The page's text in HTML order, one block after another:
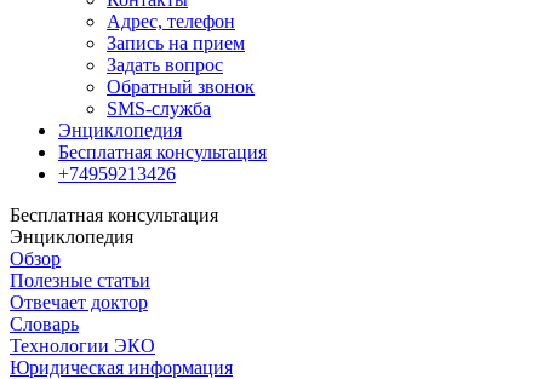
Адрес, телефон
Запись на прием
Задать вопрос
Обратный звонок
SMS-служба
Энциклопедия
Бесплатная консультация
+74959213426
Бесплатная консультация
Энциклопедия
Обзор
Полезные статьи
Отвечает доктор
Словарь
Технологии ЭКО
Юридическая информация